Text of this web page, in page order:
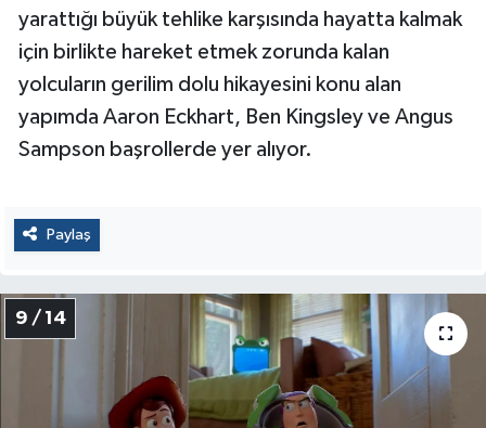
yarattığı büyük tehlike karşısında hayatta kalmak
için birlikte hareket etmek zorunda kalan
yolcuların gerilim dolu hikayesini konu alan
yapımda Aaron Eckhart, Ben Kingsley ve Angus
Sampson başrollerde yer alıyor.
Paylaş
9 / 14